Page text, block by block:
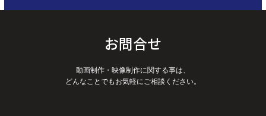
お問合せ
動画制作・映像制作に関する事は、
どんなことでもお気軽にご相談ください。